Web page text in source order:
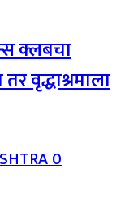
क्लबचा
वृद्धाश्रमाला
0